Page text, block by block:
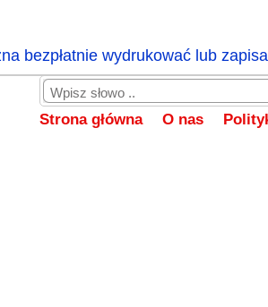
bezpłatnie wydrukować lub
Strona główna O nas